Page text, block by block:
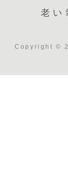
老い
Copyright ©